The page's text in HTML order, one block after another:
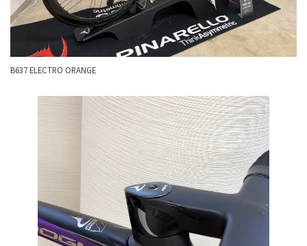
B637 ELECTRO ORANGE